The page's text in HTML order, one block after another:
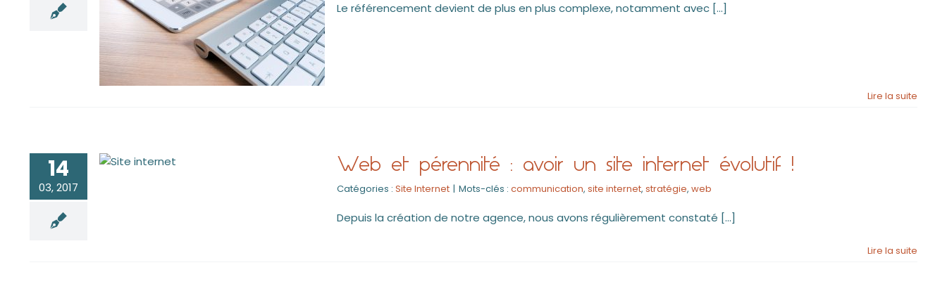
Traduction : qu’est-ce
que le SEO ?
Le référencement devient de plus en plus complexe, notamment avec [...]
Lire la suite
14
03, 2017
Web et pérennité : avoir
Web et pérennité : avoir un site internet évolutif !
Catégories : Site Internet | Mots-clés : communication, site internet, stratégie, web
Depuis la création de notre agence, nous avons régulièrement constaté [...]
Lire la suite